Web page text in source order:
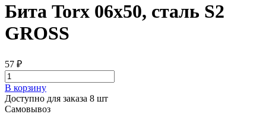
Бита Torx 06х50, сталь S2
GROSS
57 ₽
В корзину
Доступно для заказа 8 шт
Самовывоз